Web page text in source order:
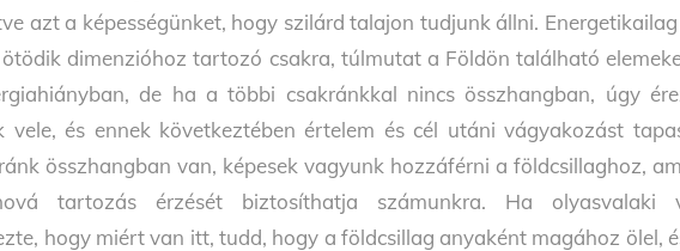
azt a képességünket, hogy szilárd talajon tudjunk állni.
dimenzióhoz tartozó csakra, túlmutat a Földön található
de ha a többi csakránkkal nincs összhangban, úgy
vele, és ennek következtében értelem és cél utáni vágyakozást
összhangban van, képesek vagyunk hozzáférni a földcsillaghoz,
tartozás érzését biztosíthatja számunkra. Ha olyasvalaki
hogy miért van itt, tudd, hogy a földcsillag anyaként magához ölel,